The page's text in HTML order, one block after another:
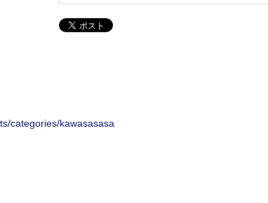
categories/kawasasasa